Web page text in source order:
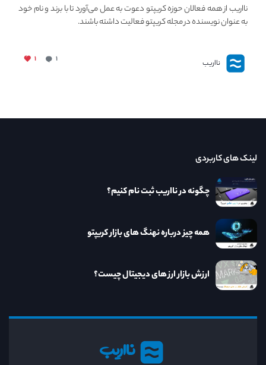
فعالیت در مجله کریپتو
نااریب از همه فعالان حوزه کریپتو دعوت به عمل می‌آورد تا با برند و نام خود
به عنوان نویسنده در مجله کریپتو فعالیت داشته باشند.
نااریب ۱ ۱
نااریب
لینک های کاربردی
چگونه در نااریب ثبت نام کنیم؟
همه چیز درباره نهنگ های بازار کریپتو
ارزش بازار ارز های دیجیتال چیست؟